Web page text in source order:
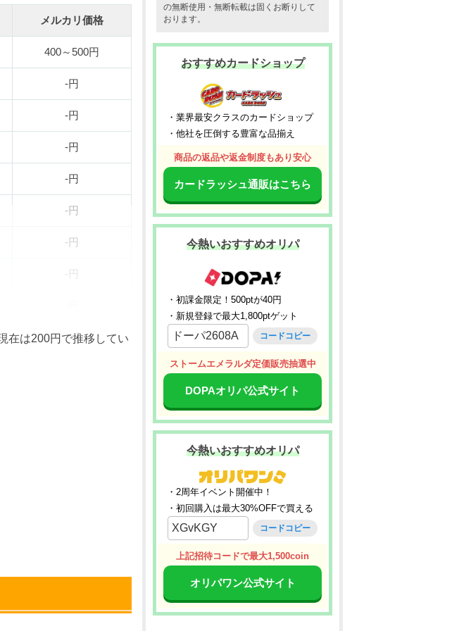
メルカリ価格
400～500円
-円
-円
-円
-円
-円
-円
-円
-円
在は200円で推移してい
の無断使用・無断転載は固くお断りして
おります。
おすすめカードショップ
・業界最安クラスのカードショップ
・他社を圧倒する豊富な品揃え
商品の返品や返金制度もあり安心
カードラッシュ通販はこちら
今熱いおすすめオリパ
・初課金限定！500ptが40円
・新規登録で最大1,800ptゲット
ドーパ2608A コードコピー
ストームエメラルダ定価販売抽選中
DOPAオリパ公式サイト
今熱いおすすめオリパ
・2周年イベント開催中！
・初回購入は最大30%OFFで買える
XGvKGY コードコピー
上記招待コードで最大1,500coin
オリパワン公式サイト